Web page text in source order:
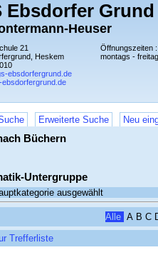
Ebsdorfer Grund
Heuser
21
Heskem
ebsdorfergrund.de
ebsdorfergrund.de
Öffnungszeiten :
montags -
Erweiterte Suche Neu
Büchern
Untergruppe
ausgewählt
Alle A B C
Trefferliste